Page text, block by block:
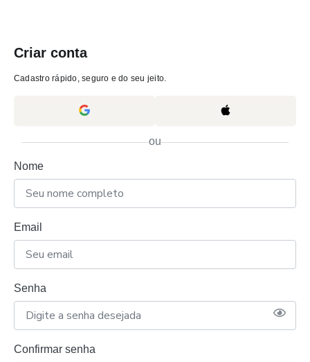
Criar conta
Cadastro rápido, seguro e do seu jeito.
ou
Nome
Email
Senha
Confirmar senha